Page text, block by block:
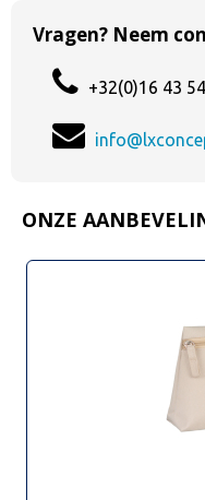
Vragen? Neem
+32(0)16 43
ONZE